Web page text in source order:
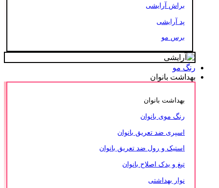
براش آرایشی
پد آرایشی
برس مو
رنگ مو
بهداشت بانوان
بهداشت بانوان
رنگ موی بانوان
اسپری ضد تعریق بانوان
استیک و رول ضد تعریق بانوان
تیغ و یدک اصلاح بانوان
نوار بهداشتی